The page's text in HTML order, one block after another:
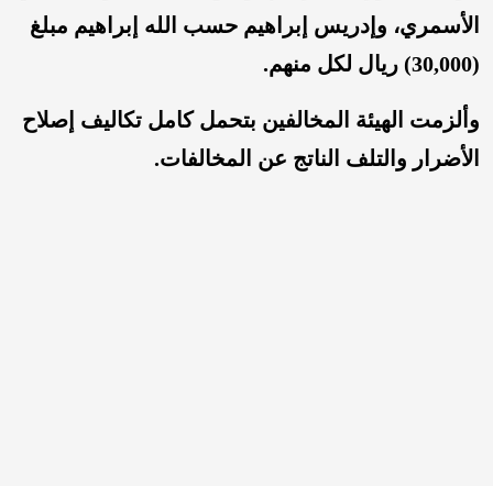
الأسمري، وإدريس إبراهيم حسب الله إبراهيم مبلغ
(30,000) ريال لكل منهم.
وألزمت الهيئة المخالفين بتحمل كامل تكاليف إصلاح
الأضرار والتلف الناتج عن المخالفات.